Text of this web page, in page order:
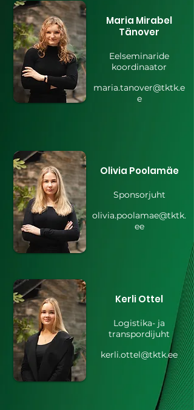
Maria Mirabel
Tänover
Eelseminaride
koordinaator
maria.tanover@tktk.e
e
Olivia Poolamäe
Sponsorjuht
olivia.poolamae@tktk.
ee
Kerli Ottel
Logistika- ja
transpordijuht
kerli.ottel@tktk.ee